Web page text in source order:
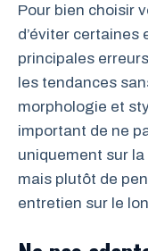
Pour bien choisir
d’éviter certaines
principales
les tendances
morphologie et
important de ne
uniquement sur
mais plutôt de
entretien sur le